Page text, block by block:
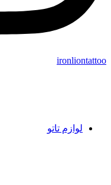
ironliontattoo
لوازم تاتو